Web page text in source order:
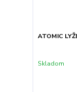
ATOMIC
Skladom